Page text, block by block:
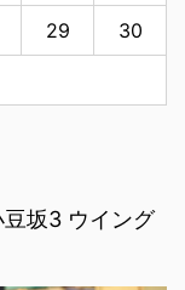
29 30
坂3 ウイング